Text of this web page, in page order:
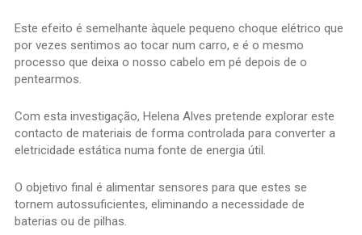
Este efeito é semelhante àquele pequeno choque elétrico que
por vezes sentimos ao tocar num carro, e é o mesmo
processo que deixa o nosso cabelo em pé depois de o
pentearmos.
Com esta investigação, Helena Alves pretende explorar este
contacto de materiais de forma controlada para converter a
eletricidade estática numa fonte de energia útil.
O objetivo final é alimentar sensores para que estes se
tornem autossuficientes, eliminando a necessidade de
baterias ou de pilhas.